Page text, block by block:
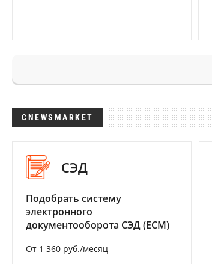
CNEWSMARKET
СЭД
Подобрать систему
электронного
документооборота СЭД (ECM)
От 1 360 руб./месяц